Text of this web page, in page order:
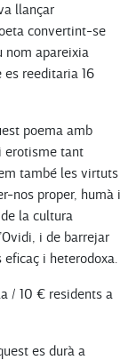
llançar
convertint-se
nom apareixia
reeditaria 16
poema amb
erotisme tant
també les virtuts
nos proper, humà i
la cultura
i de barrejar
i heterodoxa.
/ 10 € residents a
es durà a